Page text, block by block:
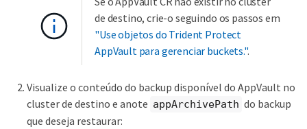
de destino, crie-o seguindo os passos em
"Use objetos do Trident Protect
AppVault para gerenciar buckets.".
Visualize o conteúdo do backup disponível do AppVault no
cluster de destino e anote appArchivePath do backup
que deseja restaurar: